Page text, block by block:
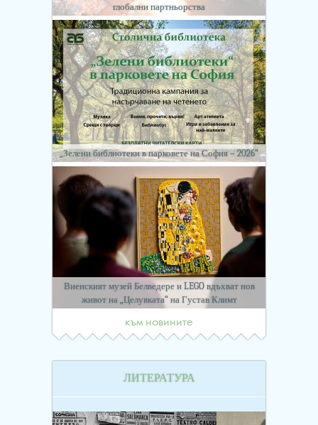
глобални партньорства
„Зелени библиотеки в парковете на София – 2026“
Виенският музей Белведере и LEGO вдъхват нов
живот на „Целувката“ на Густав Климт
към новините
ЛИТЕРАТУРА